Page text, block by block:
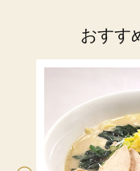
おすす